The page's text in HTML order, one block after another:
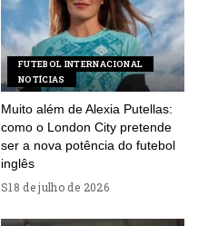
FUTEBOL INTERNACIONAL
NOTÍCIAS
Muito além de Alexia Putellas:
como o London City pretende
ser a nova potência do futebol
inglês
18 de julho de 2026